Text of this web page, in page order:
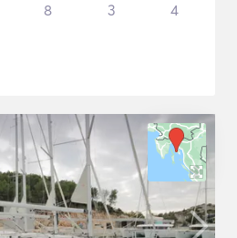
8 3 4